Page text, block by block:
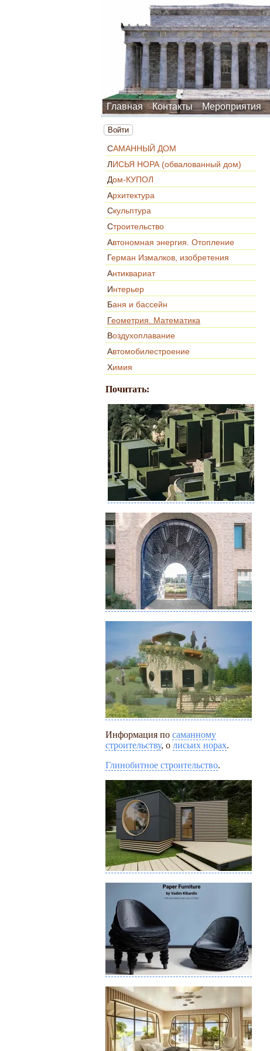
Главная Контакты Мероприятия
Войти
САМАННЫЙ ДОМ
ЛИСЬЯ НОРА (обвалованный дом)
Дом-КУПОЛ
Архитектура
Скульптура
Строительство
Автономная энергия. Отопление
Герман Измалков, изобретения
Антиквариат
Интерьер
Баня и бассейн
Геометрия. Математика
Воздухоплавание
Автомобилестроение
Химия
Почитать:
Информация по саманному
строительству, о лисьих норах.
Глинобитное строительство.